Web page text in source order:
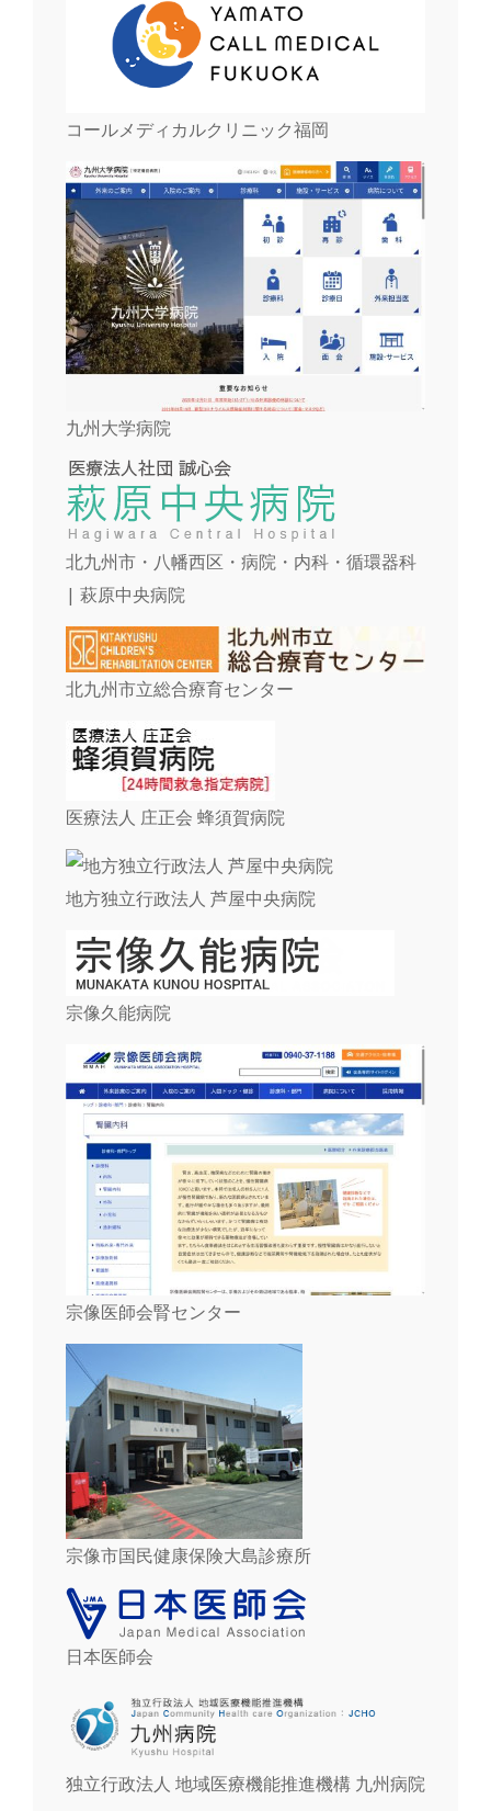
コールメディカルクリニック福岡
九州大学病院
北九州市・八幡西区・病院・内科・循環器科
| 萩原中央病院
北九州市立総合療育センター
医療法人 庄正会 蜂須賀病院
地方独立行政法人 芦屋中央病院
宗像久能病院
宗像医師会腎センター
宗像市国民健康保険大島診療所
日本医師会
独立行政法人 地域医療機能推進機構 九州病院